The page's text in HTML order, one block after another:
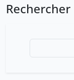
Rechercher